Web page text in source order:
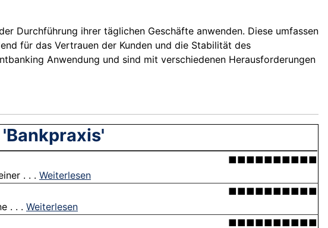
Durchführung ihrer täglichen Geschäfte anwenden. Diese umfassen
für das Vertrauen der Kunden und die Stabilität des
Anwendung und sind mit verschiedenen Herausforderungen
■■■■■■■■■■
. . . Weiterlesen
■■■■■■■■■■
. . . Weiterlesen
■■■■■■■■■■